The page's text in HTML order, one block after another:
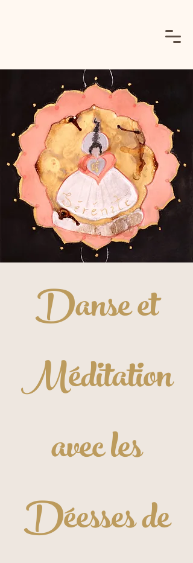
Danse et
Méditation
avec les
Déesses de